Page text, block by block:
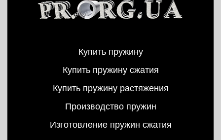
Купить пружину
Купить пружину сжатия
Купить пружину растяжения
Производство пружин
Изготовление пружин сжатия